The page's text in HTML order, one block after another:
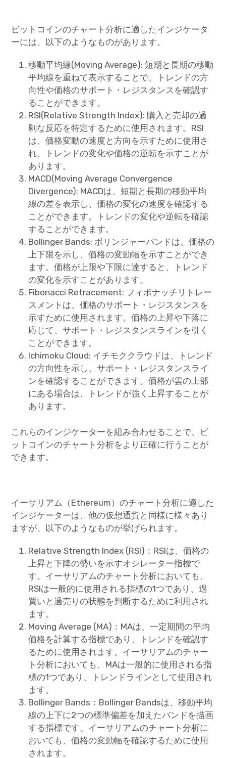
ビットコインのチャート分析に適したインジケータ
ーには、以下のようなものがあります。
移動平均線(Moving Average): 短期と長期の移動
平均線を重ねて表示することで、トレンドの方
向性や価格のサポート・レジスタンスを確認す
ることができます。
RSI(Relative Strength Index): 購入と売却の過
剰な反応を特定するために使用されます。RSI
は、価格変動の速度と方向を示すために使用さ
れ、トレンドの変化や価格の逆転を示すことが
あります。
MACD(Moving Average Convergence
Divergence): MACDは、短期と長期の移動平均
線の差を表示し、価格の変化の速度を確認する
ことができます。トレンドの変化や逆転を確認
することができます。
Bollinger Bands: ボリンジャーバンドは、価格の
上下限を示し、価格の変動幅を示すことができ
ます。価格が上限や下限に達すると、トレンド
の変化を示すことがあります。
Fibonacci Retracement: フィボナッチリトレー
スメントは、価格のサポート・レジスタンスを
示すために使用されます。価格の上昇や下落に
応じて、サポート・レジスタンスラインを引く
ことができます。
Ichimoku Cloud: イチモククラウドは、トレンド
の方向性を示し、サポート・レジスタンスライ
ンを確認することができます。価格が雲の上部
にある場合は、トレンドが強く上昇することが
あります。
これらのインジケーターを組み合わせることで、ビ
ットコインのチャート分析をより正確に行うことが
できます。
イーサリアム（Ethereum）のチャート分析に適した
インジケーターは、他の仮想通貨と同様に様々あり
ますが、以下のようなものが挙げられます。
Relative Strength Index (RSI)：RSIは、価格の
上昇と下降の勢いを示すオシレーター指標で
す。イーサリアムのチャート分析においても、
RSIは一般的に使用される指標の1つであり、過
買いと過売りの状態を判断するために利用され
ます。
Moving Average (MA)：MAは、一定期間の平均
価格を計算する指標であり、トレンドを確認す
るために使用されます。イーサリアムのチャー
ト分析においても、MAは一般的に使用される指
標の1つであり、トレンドラインとして使用され
ます。
Bollinger Bands：Bollinger Bandsは、移動平均
線の上下に2つの標準偏差を加えたバンドを描画
する指標です。イーサリアムのチャート分析に
おいても、価格の変動幅を確認するために使用
されます。